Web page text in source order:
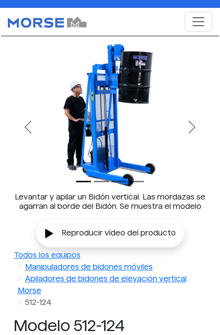
Levantar y apilar un Bidón vertical. Las mordazas se
agarran al borde del Bidón. Se muestra el modelo
Previous Next
Reproducir vídeo del producto
Todos los equipos
Manipuladores de bidones móviles
Apiladores de bidones de elevación vertical
Morse
512-124
Modelo 512-124